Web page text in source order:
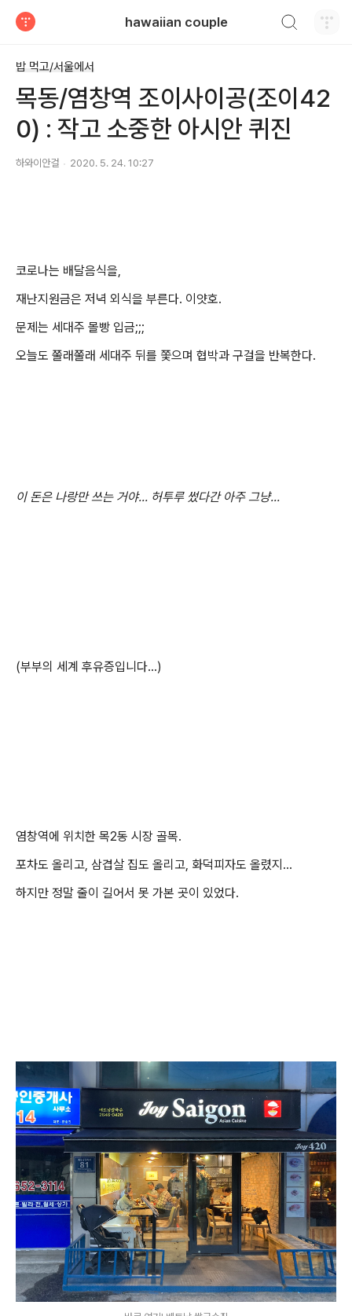
hawaiian couple
밥 먹고/서울에서
목동/염창역 조이사이공(조이42
0) : 작고 소중한 아시안 퀴진
하와이안걸 2020. 5. 24. 10:27
코로나는 배달음식을,
재난지원금은 저녁 외식을 부른다. 이얏호.
문제는 세대주 몰빵 입금;;;
오늘도 쭐래쭐래 세대주 뒤를 쫓으며 협박과 구걸을 반복한다.
이 돈은 나랑만 쓰는 거야... 허투루 썼다간 아주 그냥...
(부부의 세계 후유증입니다...)
염창역에 위치한 목2동 시장 골목.
포차도 올리고, 삼겹살 집도 올리고, 화덕피자도 올렸지...
하지만 정말 줄이 길어서 못 가본 곳이 있었다.